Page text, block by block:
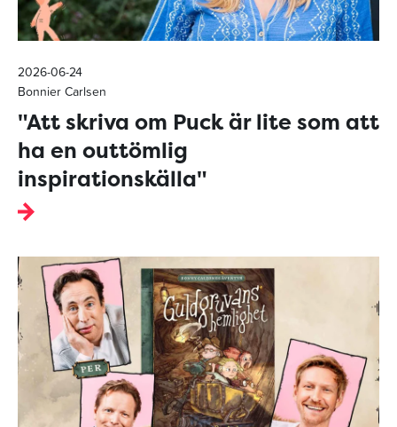
2026-06-24
Bonnier Carlsen
"Att skriva om Puck är lite som att
ha en outtömlig
inspirationskälla"